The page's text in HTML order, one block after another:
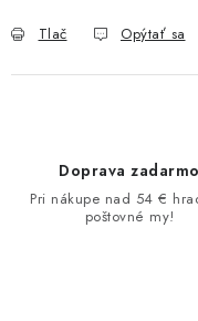
Tlač Opýtať sa
Doprava zadarmo
Pri nákupe nad 54 €
poštovné my!